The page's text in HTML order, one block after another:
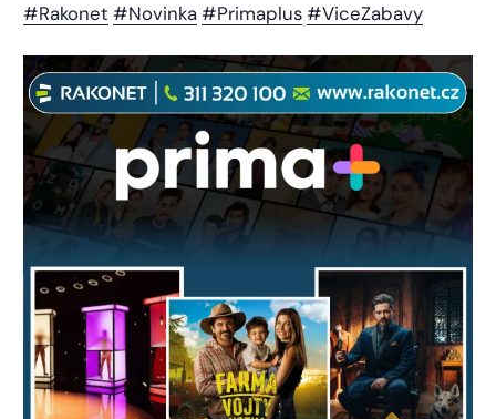
#Rakonet #Novinka#Primaplus#ViceZabavy